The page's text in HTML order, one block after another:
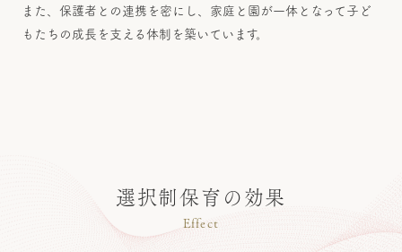
また、保護者との連携を密にし、家庭と園が一体となって子ど
もたちの成長を支える体制を築いています。
選択制保育の効果
Effect